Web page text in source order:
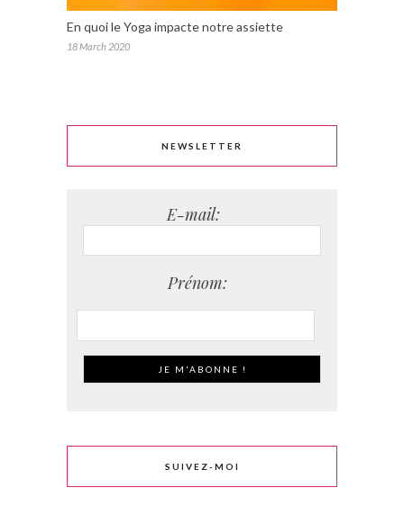
En quoi le Yoga impacte notre assiette
18 March 2020
NEWSLETTER
E-mail:
Prénom:
SUIVEZ-MOI